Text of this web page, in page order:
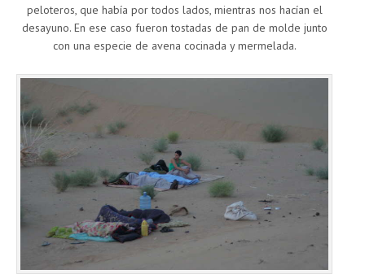
peloteros, que había por todos lados, mientras nos hacían el
desayuno. En ese caso fueron tostadas de pan de molde junto
con una especie de avena cocinada y mermelada.